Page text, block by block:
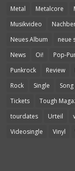
Metal
Metalcore
Musikvideo
Neues Album
neue
News
Oi! Pop-
Punkrock
Review
Rock
Single Song
Tickets
Tough
tourdates
Urteil
Videosingle
Vinyl